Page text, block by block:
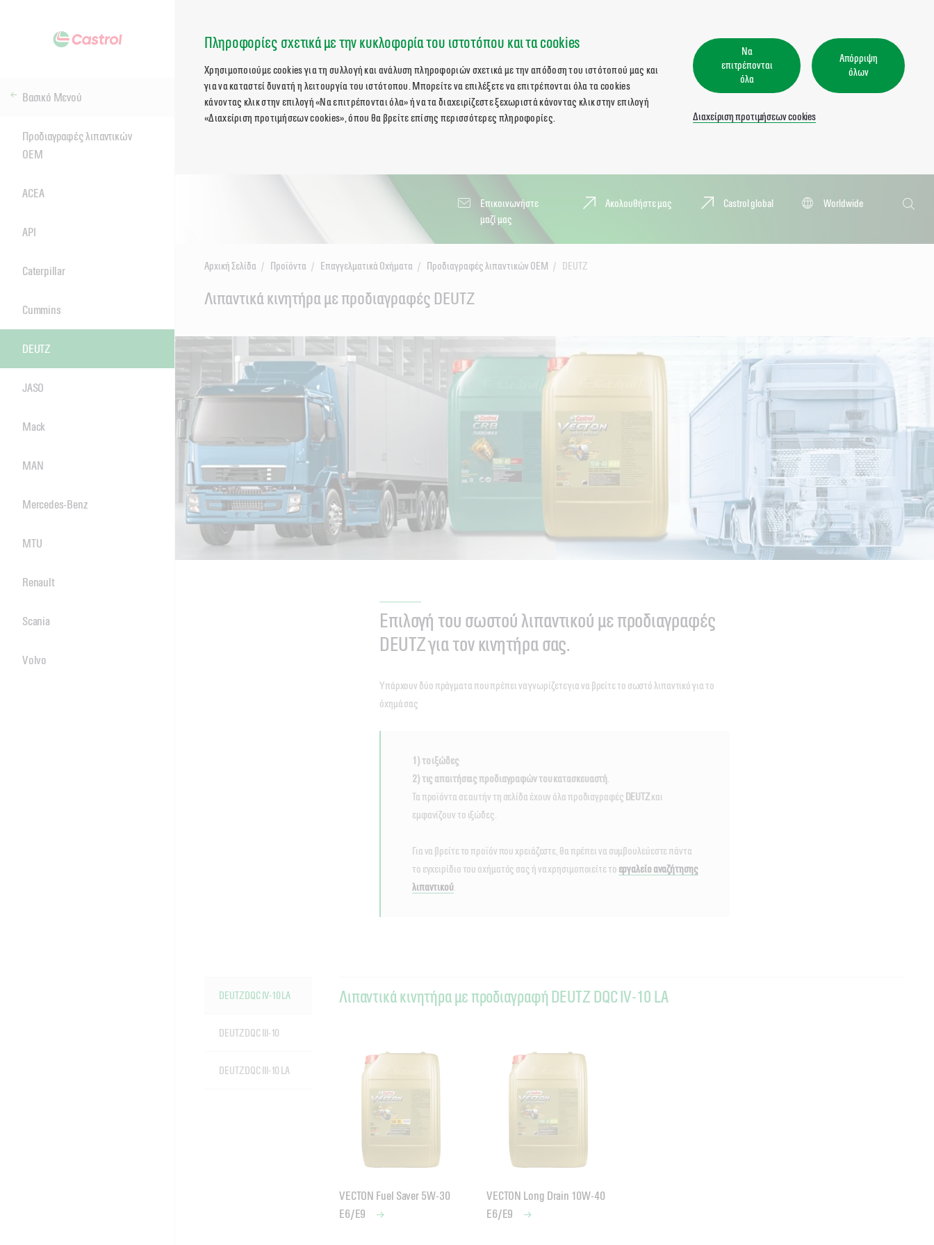
Πληροφορίες σχετικά με την κυκλοφορία του ιστοτόπου και τα cookies
Χρησιμοποιούμε cookies για τη συλλογή και ανάλυση πληροφοριών σχετικά με την απόδοση του ιστότοπού μας και
για να καταστεί δυνατή η λειτουργία του ιστότοπου. Μπορείτε να επιλέξετε να επιτρέπονται όλα τα cookies
κάνοντας κλικ στην επιλογή «Να επιτρέπονται όλα» ή να τα διαχειρίζεστε ξεχωριστά κάνοντας κλικ στην επιλογή
«Διαχείριση προτιμήσεων cookies», όπου θα βρείτε επίσης περισσότερες πληροφορίες.
Να
επιτρέπονται
όλα
Απόρριψη
όλων
Διαχείριση προτιμήσεων cookies
Επικοινωνήστε
μαζί μας
Ακολουθήστε μας Castrol global
Worldwide
Βασικό Μενού
Προδιαγραφές λιπαντικών
OEM
ACEA
API
Caterpillar
Cummins
DEUTZ
JASO
Mack
MAN
Mercedes-Benz
MTU
Renault
Scania
Volvo
Αρχική Σελίδα Προϊόντα Επαγγελματικά Οχήματα Προδιαγραφές λιπαντικών OEM DEUTZ
Λιπαντικά κινητήρα με προδιαγραφές DEUTZ
Επιλογή του σωστού λιπαντικού με προδιαγραφές
DEUTZ για τον κινητήρα σας.
Υπάρχουν δύο πράγματα που πρέπει να γνωρίζετε για να βρείτε το σωστό λιπαντικό για το
όχημά σας
1) το ιξώδες
2) τις απαιτήσεις προδιαγραφών του κατασκευαστή
Τα προϊόντα σε αυτήν τη σελίδα έχουν όλα προδιαγραφές DEUTZκαι
εμφανίζουν το ιξώδες.
Για να βρείτε το προϊόν που χρειάζεστε, θα πρέπει να συμβουλεύεστε πάντα
το εγχειρίδιο του οχήματός σας ή να χρησιμοποιείτε το εργαλείο αναζήτησης
λιπαντικού
DEUTZ DQC IV-10 LA
DEUTZ DQC III-10
DEUTZ DQC III-10 LA
Λιπαντικά κινητήρα με προδιαγραφή DEUTZ DQC IV-10 LA
VECTON Fuel Saver 5W-30
E6/E9
VECTON Long Drain 10W-40
E6/E9